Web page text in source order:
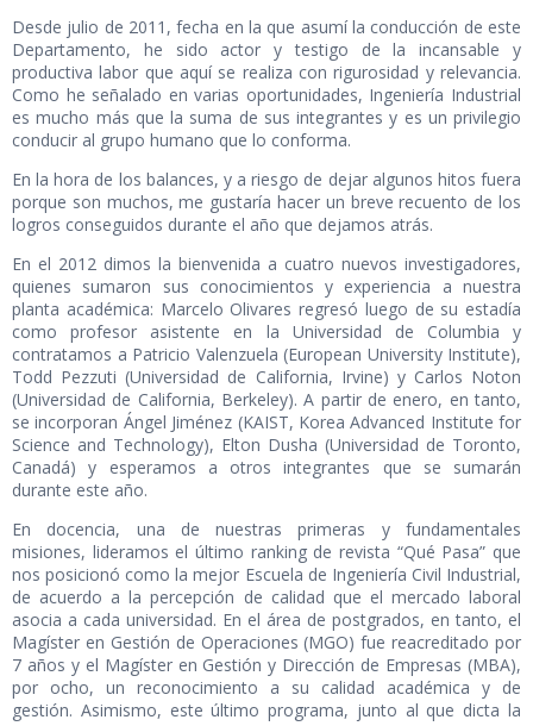
Desde julio de 2011, fecha en la que asumí la conducción de este
Departamento, he sido actor y testigo de la incansable y
productiva labor que aquí se realiza con rigurosidad y relevancia.
Como he señalado en varias oportunidades, Ingeniería Industrial
es mucho más que la suma de sus integrantes y es un privilegio
conducir al grupo humano que lo conforma.
En la hora de los balances, y a riesgo de dejar algunos hitos fuera
porque son muchos, me gustaría hacer un breve recuento de los
logros conseguidos durante el año que dejamos atrás.
En el 2012 dimos la bienvenida a cuatro nuevos investigadores,
quienes sumaron sus conocimientos y experiencia a nuestra
planta académica: Marcelo Olivares regresó luego de su estadía
como profesor asistente en la Universidad de Columbia y
contratamos a Patricio Valenzuela (European University Institute),
Todd Pezzuti (Universidad de California, Irvine) y Carlos Noton
(Universidad de California, Berkeley). A partir de enero, en tanto,
se incorporan Ángel Jiménez (KAIST, Korea Advanced Institute for
Science and Technology), Elton Dusha (Universidad de Toronto,
Canadá) y esperamos a otros integrantes que se sumarán
durante este año.
En docencia, una de nuestras primeras y fundamentales
misiones, lideramos el último ranking de revista “Qué Pasa” que
nos posicionó como la mejor Escuela de Ingeniería Civil Industrial,
de acuerdo a la percepción de calidad que el mercado laboral
asocia a cada universidad. En el área de postgrados, en tanto, el
Magíster en Gestión de Operaciones (MGO) fue reacreditado por
7 años y el Magíster en Gestión y Dirección de Empresas (MBA),
por ocho, un reconocimiento a su calidad académica y de
gestión. Asimismo, este último programa, junto al que dicta la